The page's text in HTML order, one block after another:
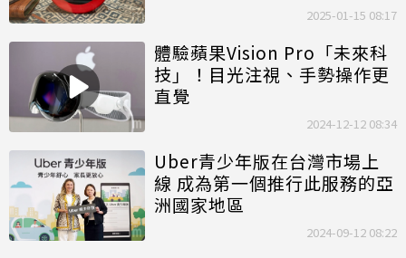
2025-01-15 08:17
體驗蘋果Vision Pro「未來科
技」！目光注視、手勢操作更
直覺
2024-12-12 08:34
Uber青少年版在台灣市場上
線 成為第一個推行此服務的亞
洲國家地區
2024-09-12 08:22